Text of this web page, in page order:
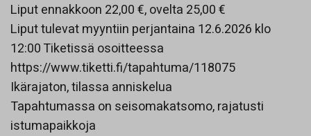
Liput ennakkoon 22,00 €, ovelta 25,00 €
Liput tulevat myyntiin perjantaina 12.6.2026 klo
12:00 Tiketissä osoitteessa
https://www.tiketti.fi/tapahtuma/118075
Ikärajaton, tilassa anniskelua
Tapahtumassa on seisomakatsomo, rajatusti
istumapaikkoja